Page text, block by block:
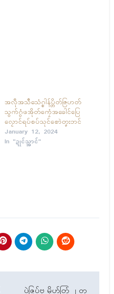
အလဵုအသဳသေံဂ္စါန်ပ္တိတ်ဇြဟတ်
သွက်ဂွံဖအိုတ်ကၠေံအခေါၚ်ပြေ
လၟောၚ်ရပ်စပ်သုၚ်စောဲတၞးဘၚ်
January 12, 2024
In "ဍုၚ်သ္အာၚ်"
ပ္ဍဲဇြပ်ဗု မၞိဟ်တြုံ ၂ တၠ